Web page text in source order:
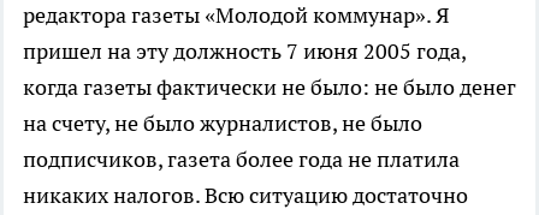
редактора газеты «Молодой коммунар». Я
пришел на эту должность 7 июня 2005 года,
когда газеты фактически не было: не было денег
на счету, не было журналистов, не было
подписчиков, газета более года не платила
никаких налогов. Всю ситуацию достаточно